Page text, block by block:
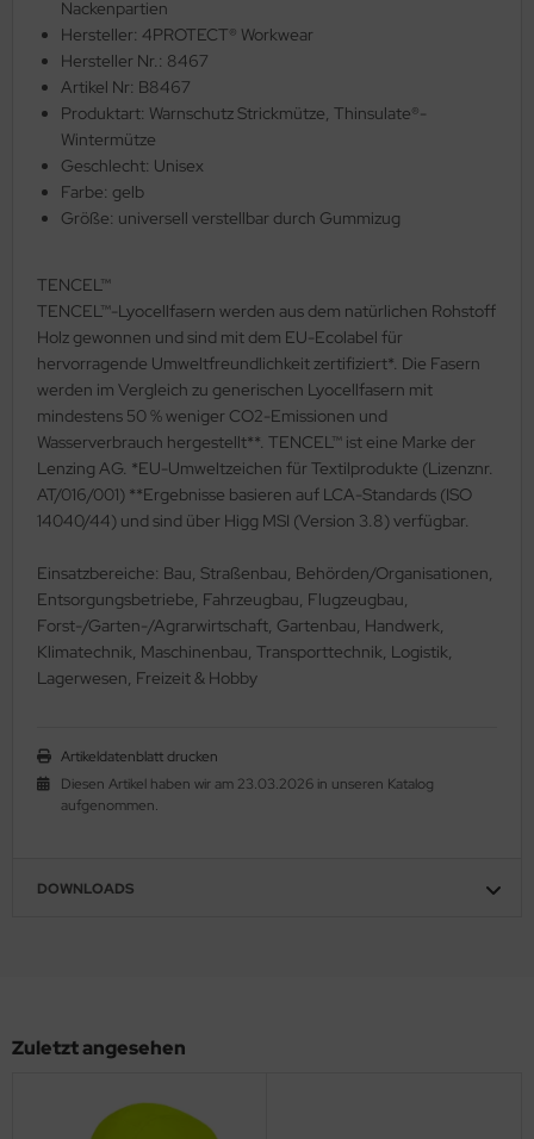
Nackenpartien
Hersteller: 4PROTECT® Workwear
Hersteller Nr.: 8467
Artikel Nr: B8467
Produktart: Warnschutz Strickmütze, Thinsulate®-
Wintermütze
Geschlecht: Unisex
Farbe: gelb
Größe: universell verstellbar durch Gummizug
TENCEL™
TENCEL™-Lyocellfasern werden aus dem natürlichen Rohstoff
Holz gewonnen und sind mit dem EU-Ecolabel für
hervorragende Umweltfreundlichkeit zertifiziert*. Die Fasern
werden im Vergleich zu generischen Lyocellfasern mit
mindestens 50 % weniger CO2-Emissionen und
Wasserverbrauch hergestellt**. TENCEL™ ist eine Marke der
Lenzing AG. *EU-Umweltzeichen für Textilprodukte (Lizenznr.
AT/016/001) **Ergebnisse basieren auf LCA-Standards (ISO
14040/44) und sind über Higg MSI (Version 3.8) verfügbar.
Einsatzbereiche: Bau, Straßenbau, Behörden/Organisationen,
Entsorgungsbetriebe, Fahrzeugbau, Flugzeugbau,
Forst-/Garten-/Agrarwirtschaft, Gartenbau, Handwerk,
Klimatechnik, Maschinenbau, Transporttechnik, Logistik,
Lagerwesen, Freizeit & Hobby
Artikeldatenblatt drucken
Diesen Artikel haben wir am 23.03.2026 in unseren Katalog
aufgenommen.
DOWNLOADS
Zuletzt angesehen